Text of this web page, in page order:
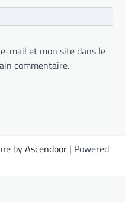
mail et mon site dans le
commentaire.
byAscendoor | Powered